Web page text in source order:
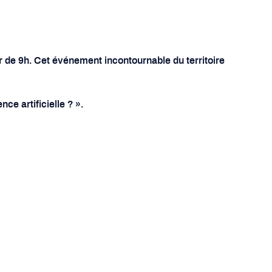
9h. Cet événement incontournable du territoire
artificielle ? ».